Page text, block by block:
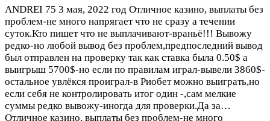
ANDREI 75 3 мая, 2022 год Отличное казино, выплаты без
проблем-не много напрягает что не сразу а течении
суток.Кто пишет что не выплачивают-враньё!!! Вывожу
редко-но любой вывод без проблем,предпоследний вывод
был отправлен на проверку так как ставка была 0.50$ а
выигрыш 5700$-но если по правилам играл-вывели 3860$-
остальное увлёкся проиграл-в Риобет можно выиграть,но
если себя не контролировать итог один -,сам мелкие
суммы редко вывожу-иногда для проверки.Да за…
Отличное казино, выплаты без проблем-не много